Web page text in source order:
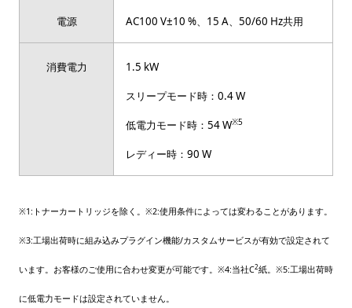
電源 AC100 V±10 %、15 A、50/60 Hz共用
消費電力 1.5 kW
スリープモード時：0.4 W
低電力モード時：54 W※5
レディー時：90 W
※1:トナーカートリッジを除く。※2:使用条件によっては変わることがあります。
※3:工場出荷時に組み込みプラグイン機能/カスタムサービスが有効で設定されて
います。お客様のご使用に合わせ変更が可能です。※4:当社C2紙。※5:工場出荷時
に低電力モードは設定されていません。